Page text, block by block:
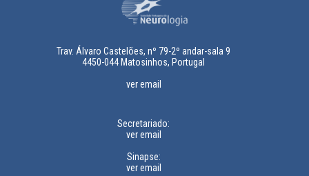
Trav. Álvaro Castelões, nº 79-2º andar-sala 9
4450-044 Matosinhos, Portugal
ver email
Secretariado:
ver email
Sinapse:
ver email